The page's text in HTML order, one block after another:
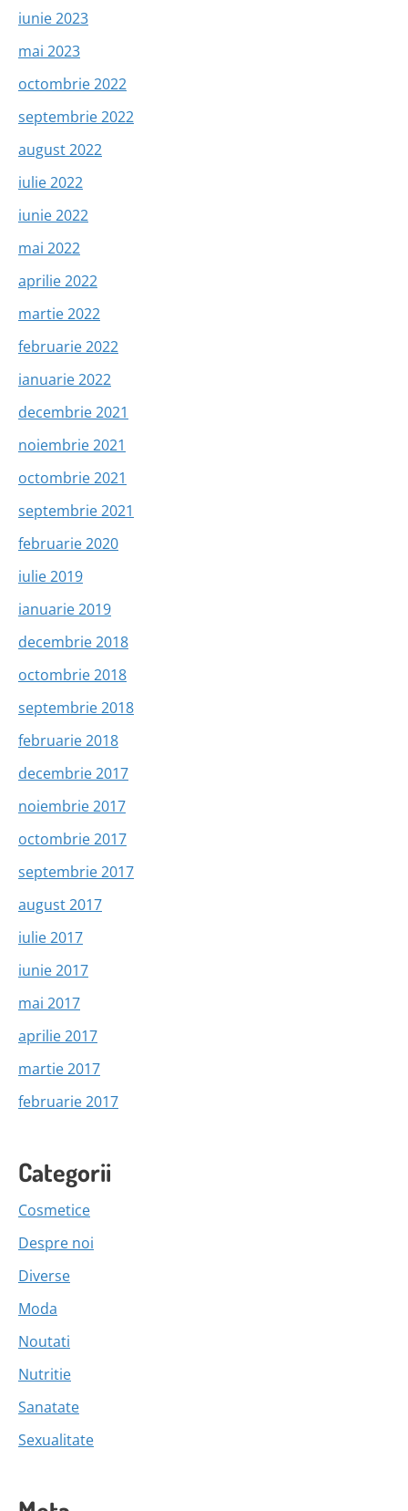
iunie 2023
mai 2023
octombrie 2022
septembrie 2022
august 2022
iulie 2022
iunie 2022
mai 2022
aprilie 2022
martie 2022
februarie 2022
ianuarie 2022
decembrie 2021
noiembrie 2021
octombrie 2021
septembrie 2021
februarie 2020
iulie 2019
ianuarie 2019
decembrie 2018
octombrie 2018
septembrie 2018
februarie 2018
decembrie 2017
noiembrie 2017
octombrie 2017
septembrie 2017
august 2017
iulie 2017
iunie 2017
mai 2017
aprilie 2017
martie 2017
februarie 2017
Categorii
Cosmetice
Despre noi
Diverse
Moda
Noutati
Nutritie
Sanatate
Sexualitate